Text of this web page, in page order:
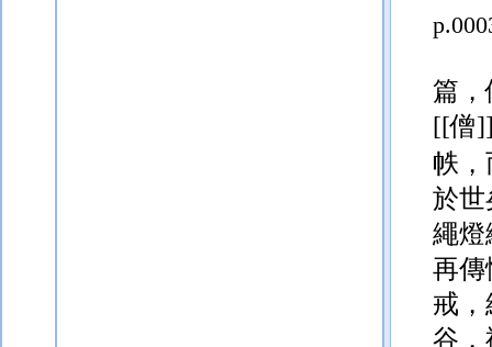
篇，
帙
於
繩燈
再傳
戒，
谷，